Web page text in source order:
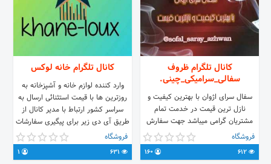
کانال تلگرام ظروف
سفالی_سرامیکی_چینی.
سفال سرای اژوان با بهترین کیفیت و
نازل ترین قیمت در خدمت تمام
مشتریان گرامی میباشد جهت سفارش
کالا و ارسال اجناس به ایدی زیر پیام
بدین @sofal_saray_azhwan1 شماره
تماس 09108710820
فروشگاه
کانال تلگرام خانه لوکس
وارد کننده لوازم خانه و آشپزخانه به
روزترین ها با قیمت استثنائی ارسال به
سراسر کشور ارتباط با مدیر کانال از
طریق آی دی زیر برای پیگیری سفارشات
تماس پاسخ داده نمی شود فقط پیام
بزارید پیگیری میشه @Khanelu
فروشگاه